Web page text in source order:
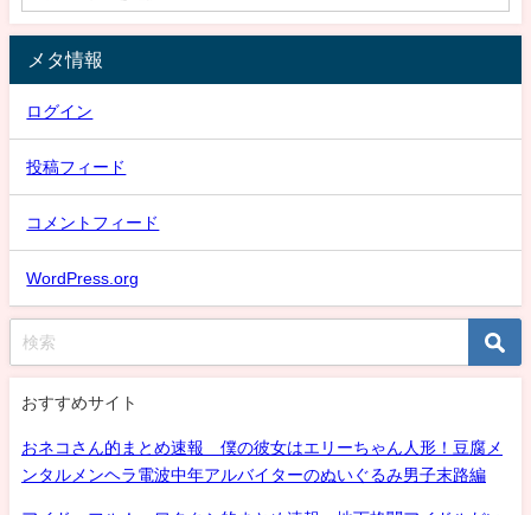
メタ情報
ログイン
投稿フィード
コメントフィード
WordPress.org
おすすめサイト
おネコさん的まとめ速報 僕の彼女はエリーちゃん人形！豆腐メ
ンタルメンヘラ電波中年アルバイターのぬいぐるみ男子末路編